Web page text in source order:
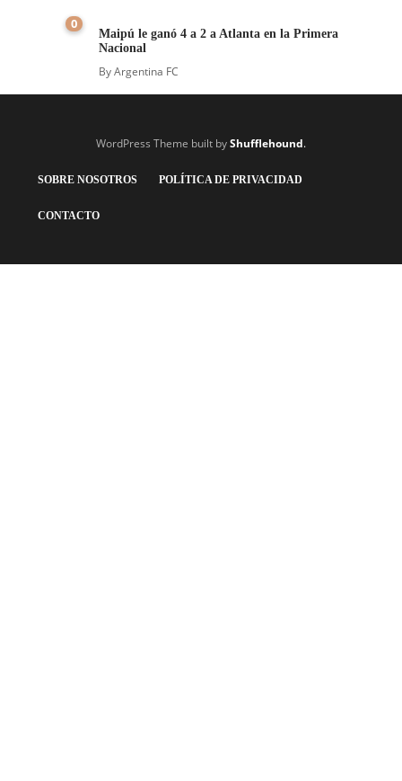
0
Maipú le ganó 4 a 2 a Atlanta en la Primera
Nacional
ByArgentina FC
WordPress Theme built byShufflehound.
SOBRE NOSOTROS POLÍTICA DE PRIVACIDAD
CONTACTO